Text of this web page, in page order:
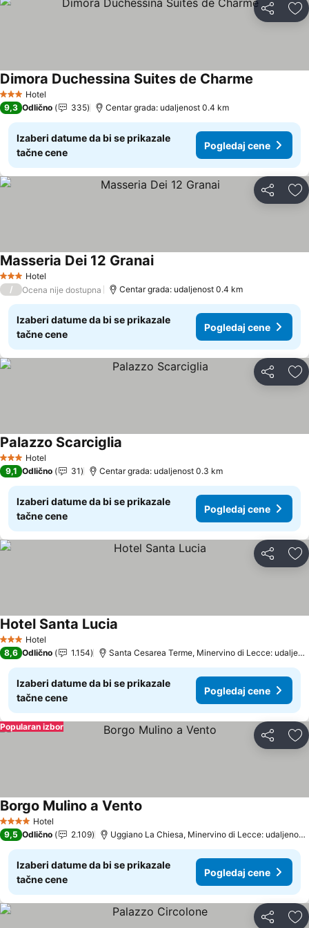
Deli
3 Zvezdice
Hotel
Dimora Duchessina Suites de Charme
9,3 Odlično 335 Centar grada: udaljenost 0.4 km
Izaberi datume da bi se prikazale
tačne cene
Pogledaj cene
Deli
3 Zvezdice
Hotel
Masseria Dei 12 GranaiPogledaj cene
/ Ocena nije dostupna Centar grada: udaljenost 0.4 km
Izaberi datume da bi se prikazale
tačne cene
Pogledaj cene
Deli
3 Zvezdice
Hotel
Palazzo Scarciglia
9,1 Odlično 31 Centar grada: udaljenost 0.3 km
Izaberi datume da bi se prikazale
tačne cene
Pogledaj cene
Deli
3 Zvezdice
Hotel
Hotel Santa Lucia
8,6 Odlično 1.154 Santa Cesarea Terme, Minervino di Lecce:
Izaberi datume da bi se prikazale
tačne cene
Pogledaj cene
Deli
Popularan izbor
4 ZvezdiceHotel
Borgo Mulino a Vento
9,5 Odlično 2.109 Uggiano La Chiesa, Minervino di Lecce: udaljenost
Izaberi datume da bi se prikazale
tačne cene
Pogledaj cene
Deli